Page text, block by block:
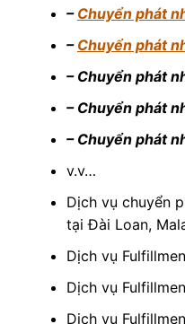
– Chuyển phát
– Chuyển phát
– Chuyển phát
– Chuyển phát
– Chuyển phát
v.v…
Dịch vụ chuyển
tại Đài Loan,
Dịch vụ
Dịch vụ
Dịch vụ